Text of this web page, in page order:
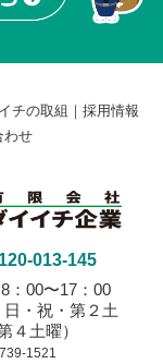
チの取組 ｜ 採用情報
わせ
013-145
：00〜17：00
日・祝・第２土
４土曜）
1521